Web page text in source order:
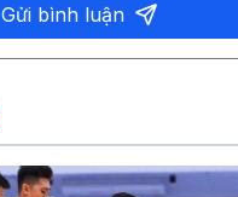
Gửi bình luận